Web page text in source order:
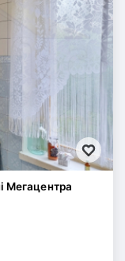
Мегацентра